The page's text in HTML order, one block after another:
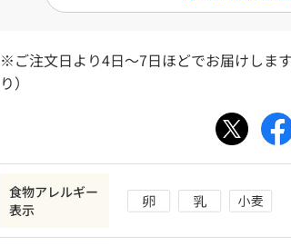
※ご注文日より4日～7日ほどでお届けしま
り）
食物アレルギー
表示